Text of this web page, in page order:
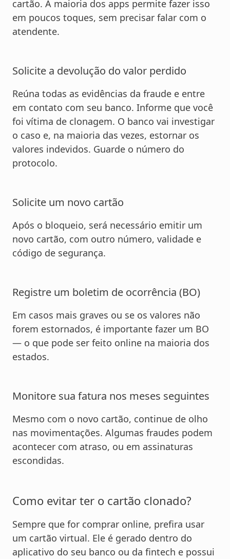
cartão. A maioria dos apps permite fazer isso
em poucos toques, sem precisar falar com o
atendente.
Solicite a devolução do valor perdido
Reúna todas as evidências da fraude e entre
em contato com seu banco. Informe que você
foi vítima de clonagem. O banco vai investigar
o caso e, na maioria das vezes, estornar os
valores indevidos. Guarde o número do
protocolo.
Solicite um novo cartão
Após o bloqueio, será necessário emitir um
novo cartão, com outro número, validade e
código de segurança.
Registre um boletim de ocorrência (BO)
Em casos mais graves ou se os valores não
forem estornados, é importante fazer um BO
— o que pode ser feito online na maioria dos
estados.
Monitore sua fatura nos meses seguintes
Mesmo com o novo cartão, continue de olho
nas movimentações. Algumas fraudes podem
acontecer com atraso, ou em assinaturas
escondidas.
Como evitar ter o cartão clonado?
Sempre que for comprar online, prefira usar
um cartão virtual. Ele é gerado dentro do
aplicativo do seu banco ou da fintech e possui